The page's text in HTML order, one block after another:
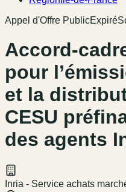
Appel d'Offre PublicExpiré
Accord-
pour
et la
CESU
des agents
Inria - Service achats